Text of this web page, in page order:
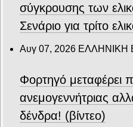
σύγκρουσης των
Σενάριο για τρίτο
Αυγ 07, 2026 ΕΛΛΗΝΙΚΗ
Φορτηγό μεταφέρει
ανεμογεννήτριας
δένδρα! (βίντεο)